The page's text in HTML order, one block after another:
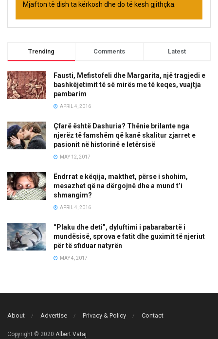
Mjafton të dish ta kërkosh dhe do të kesh gjithçka.
Trending Comments Latest
Fausti, Mefistofeli dhe Margarita, një tragjedi e
bashkëjetimit të së mirës me të keqes, vuajtja
pambarim
APRIL 4, 2016
Çfarë është Dashuria? Thënie brilante nga
njerëz të famshëm që kanë skalitur zjarret e
pasionit në historinë e letërsisë
MAY 12, 2017
Ëndrrat e këqija, makthet, përse i shohim,
mesazhet që na dërgojnë dhe a mund t’i
shmangim?
APRIL 4, 2016
“Plaku dhe deti”, dyluftimi i pabarabartë i
mundësisë, sprova e fatit dhe guximit të njeriut
për të sfiduar natyrën
MAY 4, 2017
About Advertise Privacy & Policy Contact
Copyright © 2020 Albert Vataj